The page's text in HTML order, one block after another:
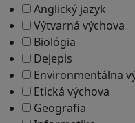
Anglický jazyk
Výtvarná výchova
Biológia
Dejepis
Environmentálna
Etická výchova
Geografia